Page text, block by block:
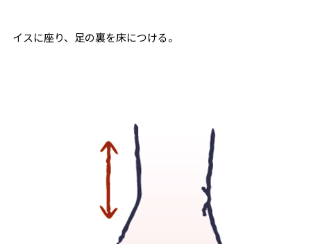
イスに座り、足の裏を床につける。